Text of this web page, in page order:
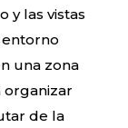
y las vistas
una zona
organizar
de la